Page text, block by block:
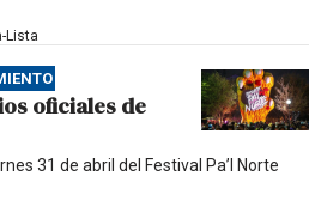
Lista
oficiales de
31 de abril del Festival Pa’l Norte